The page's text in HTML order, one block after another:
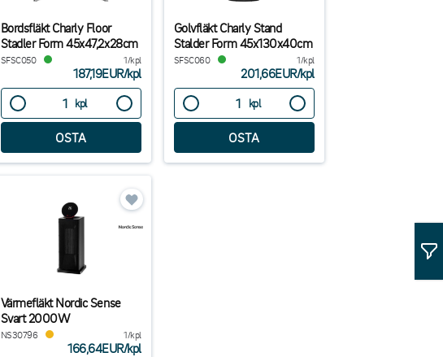
Bordsfläkt Charly Floor
Stadler Form 45x47,2x28cm
SFSC050 1/kpl
187,19EUR/kpl
kpl
Golvfläkt Charly Stand
Stalder Form 45x130x40cm
SFSC060 1/kpl
201,66EUR/kpl
kpl
Värmefläkt Nordic Sense
Svart 2000W
NS30796 1/kpl
166,64EUR/kpl